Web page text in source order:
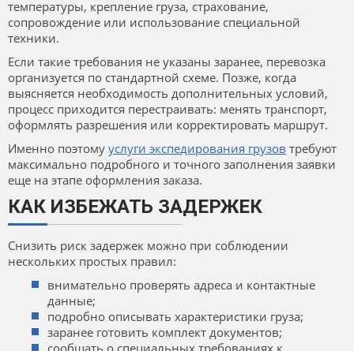
температуры, крепление груза, страхование,
сопровождение или использование специальной
техники.
Если такие требования не указаны заранее, перевозка
организуется по стандартной схеме. Позже, когда
выясняется необходимость дополнительных условий,
процесс приходится перестраивать: менять транспорт,
оформлять разрешения или корректировать маршрут.
Именно поэтому услуги экспедирования грузов требуют
максимально подробного и точного заполнения заявки
еще на этапе оформления заказа.
КАК ИЗБЕЖАТЬ ЗАДЕРЖЕК
Снизить риск задержек можно при соблюдении
нескольких простых правил:
внимательно проверять адреса и контактные
данные;
подробно описывать характеристики груза;
заранее готовить комплект документов;